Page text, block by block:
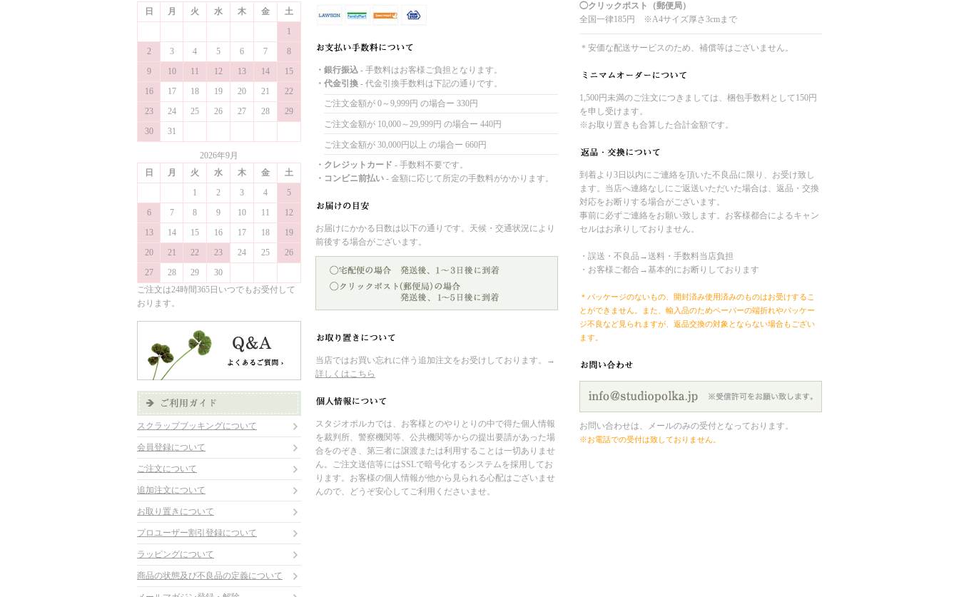
日
月 火 水 木 金
土
1
2
3 4 5 6 7
8
9
10 11 12 13 14
15
16
17 18 19 20 21
22
23
24 25 26 27 28
29
30
31
2026年9月
日
月 火 水 木 金
土
1
2 3 4
5
6
7 8 9 10 11
12
13
14 15 16 17 18
19
20
21 22 23 24 25
26
27
28 29
30
ご注文は24時間365日いつでもお受付して
おります。
スクラップブッキングについて
会員登録について
ご注文について
追加注文について
お取り置きについて
プロユーザー割引登録について
ラッピングについて
商品の状態及び不良品の定義について
・銀行振込 - 手数料はお客様ご負担となります。
・代金引換 - 代金引換手数料は下記の通りです。
ご注文金額が 0～9,999円 の場合ー 330円
ご注文金額が 10,000～29,999円 の場合ー 440円
ご注文金額が 30,000円以上 の場合ー 660円
・クレジットカード - 手数料不要です。
・コンビニ前払い - 金額に応じて所定の手数料がかかります。
お届けにかかる日数は以下の通りです。天候・交通状況により
前後する場合がございます。
当店ではお買い忘れに伴う追加注文をお受けしております。→
詳しくはこちら
スタジオポルカでは、お客様とのやりとりの中で得た個人情報
を裁判所、警察機関等、公共機関等からの提出要請があった場
合をのぞき、第三者に譲渡または利用することは一切ありませ
ん。ご注文送信等にはSSLで暗号化するシステムを採用してお
ります。お客様の個人情報が他から見られる心配はございませ
んので、どうぞ安心してご利用くださいませ。
◯クリックポスト（郵便局）
全国一律185円 ※A4サイズ厚さ3cmまで
＊安価な配送サービスのため、補償等はございません。
1,500円未満のご注文につきましては、梱包手数料として150円
を申し受けます。
※お取り置きも合算した合計金額です。
到着より3日以内にご連絡を頂いた不良品に限り、お受け致し
ます。当店へ連絡なしにご返送いただいた場合は、返品・交換
対応をお断りする場合がございます。
事前に必ずご連絡をお願い致します。お客様都合によるキャン
セルはお承りしておりません。
・誤送・不良品→送料・手数料当店負担
・お客様ご都合→基本的にお断りしております
＊パッケージのないもの、開封済み使用済みのものはお受けするこ
とができません。また、輸入品のためペーパーの端折れやパッケー
ジ不良など見られますが、返品交換の対象とならない場合もござい
ます。
お問い合わせは、メールのみの受付となっております。
※お電話での受付は致しておりません。